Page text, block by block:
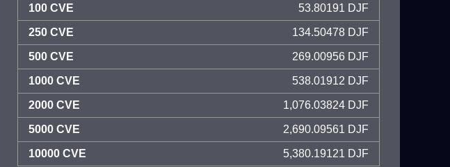
100 CVE 53.80191 DJF
250 CVE 134.50478 DJF
500 CVE 269.00956 DJF
1000 CVE 538.01912 DJF
2000 CVE 1,076.03824 DJF
5000 CVE 2,690.09561 DJF
10000 CVE 5,380.19121 DJF